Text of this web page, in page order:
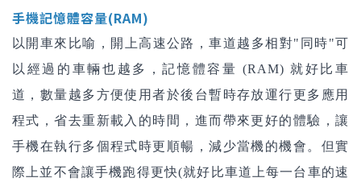
手機記憶體容量(RAM)
以開車來比喻，開上高速公路，車道越多相對"同時"可
以經過的車輛也越多，記憶體容量 (RAM) 就好比車
道，數量越多方便使用者於後台暫時存放運行更多應用
程式，省去重新載入的時間，進而帶來更好的體驗，讓
手機在執行多個程式時更順暢，減少當機的機會。但實
際上並不會讓手機跑得更快(就好比車道上每一台車的速